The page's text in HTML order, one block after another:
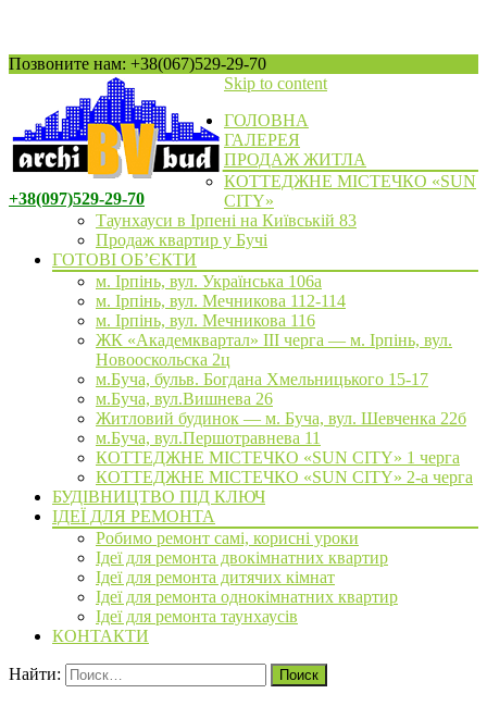
Позвоните нам: +38(067)529-29-70
+38(097)529-29-70
Skip to content
ГОЛОВНА
ГАЛЕРЕЯ
ПРОДАЖ ЖИТЛА
КОТТЕДЖНЕ МІСТЕЧКО «SUN
CITY»
Таунхауси в Ірпені на Київській 83
Продаж квартир у Бучі
ГОТОВІ ОБ’ЄКТИ
м. Ірпінь, вул. Українська 106а
м. Ірпінь, вул. Мечникова 112-114
м. Ірпінь, вул. Мечникова 116
ЖК «Академквартал» III черга — м. Ірпінь, вул.
Новооскольска 2ц
м.Буча, бульв. Богдана Хмельницького 15-17
м.Буча, вул.Вишнева 26
Житловий будинок — м. Буча, вул. Шевченка 22б
м.Буча, вул.Першотравнева 11
КОТТЕДЖНЕ МІСТЕЧКО «SUN CITY» 1 черга
КОТТЕДЖНЕ МІСТЕЧКО «SUN CITY» 2-а черга
БУДІВНИЦТВО ПІД КЛЮЧ
ІДЕЇ ДЛЯ РЕМОНТА
Робимо ремонт самі, корисні уроки
Ідеї для ремонта двокімнатних квартир
Ідеї для ремонта дитячих кімнат
Ідеї для ремонта однокімнатних квартир
Ідеї для ремонта таунхаусів
КОНТАКТИ
Найти: